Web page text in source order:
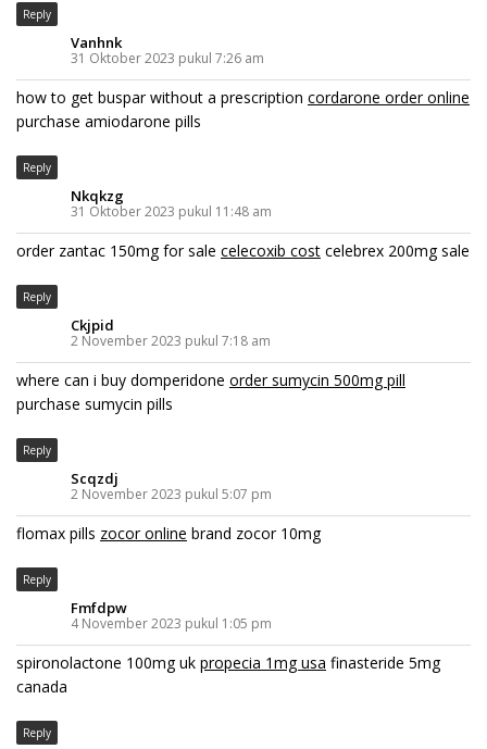
Reply
Vanhnk
31 Oktober 2023 pukul 7:26 am
how to get buspar without a prescription cordarone order online
purchase amiodarone pills
Reply
Nkqkzg
31 Oktober 2023 pukul 11:48 am
order zantac 150mg for sale celecoxib cost celebrex 200mg sale
Reply
Ckjpid
2 November 2023 pukul 7:18 am
where can i buy domperidone order sumycin 500mg pill
purchase sumycin pills
Reply
Scqzdj
2 November 2023 pukul 5:07 pm
flomax pills zocor online brand zocor 10mg
Reply
Fmfdpw
4 November 2023 pukul 1:05 pm
spironolactone 100mg uk propecia 1mg usa finasteride 5mg
canada
Reply